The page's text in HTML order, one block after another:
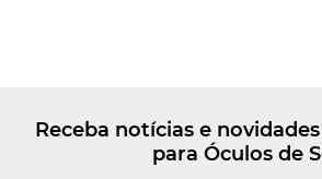
Receba notícias e
para Óculos de